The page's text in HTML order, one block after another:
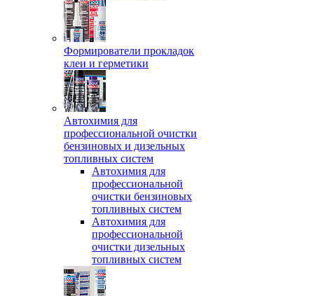
Формирователи прокладок
клеи и герметики
Автохимия для
профессиональной очистки
бензиновых и дизельных
топливных систем
Автохимия для
профессиональной
очистки бензиновых
топливных систем
Автохимия для
профессиональной
очистки дизельных
топливных систем